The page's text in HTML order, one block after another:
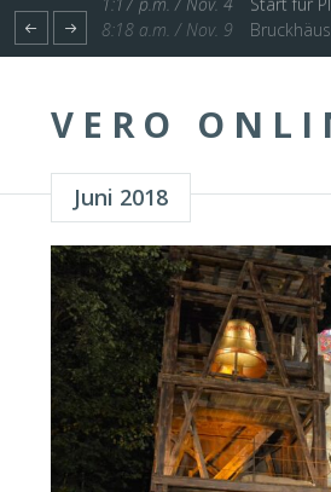
1:17 p.m. / Nov. 4 Start für
VERO
Juni 2018